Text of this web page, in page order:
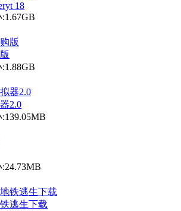
18
2.0
:24.73MB
逃生下载